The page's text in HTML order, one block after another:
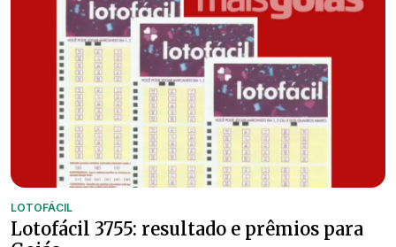
LOTOFÁCIL
Lotofácil 3755: resultado e prêmios para